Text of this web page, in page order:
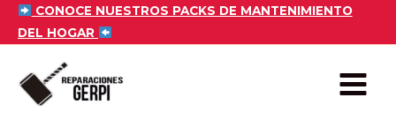
contenido
CONOCE NUESTROS PACKS DE MANTENIMIENTO
DEL HOGAR